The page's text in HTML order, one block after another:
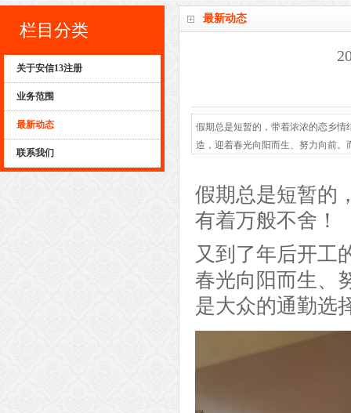
最新动态
假期总是短暂的，带着浓浓的恋乡
造，迎着春光向阳而生、努力向前
装穿搭一定不要错过，或许会有...
假期总是短暂的
有着万般不舍！
又到了年后开工
春光向阳而生、
是大众的通勤选
栏目分类
关于安信13注册
业务范围
最新动态
联系我们